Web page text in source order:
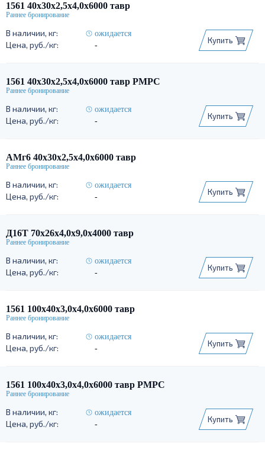
1561 40х30х2,5х4,0х6000 тавр
ожидается
-
Купить
1561 40х30х2,5х4,0х6000 тавр РМРС
ожидается
-
Купить
АМг6 40х30х2,5х4,0х6000 тавр
ожидается
-
Купить
Д16Т 70х26х4,0х9,0х4000 тавр
ожидается
-
Купить
1561 100х40х3,0х4,0х6000 тавр
ожидается
-
Купить
1561 100х40х3,0х4,0х6000 тавр РМРС
ожидается
-
Купить